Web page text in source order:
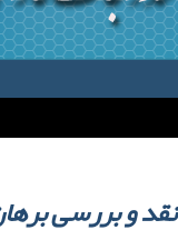
نقد و بررسی